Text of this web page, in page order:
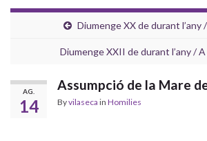
Diumenge XX de durant l’any
Diumenge XXII de durant l’any /
AG.
14
Assumpció de la Mare
Byvilaseca in Homilies